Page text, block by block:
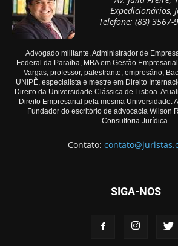
Expedicionários,
Telefone: (83)
Advogado militante, Administrador de
Federal da Paraíba, MBA em Gestão
Vargas, professor, palestrante, empresário,
UNIPÊ, especialista e mestre em Direito
Direito da Universidade Clássica de Lisboa.
Direito Empresarial pela mesma Universidade.
Fundador do escritório de advocacia Wilson
Consultoria Jurídica.
Contato:
SIGA-NOS